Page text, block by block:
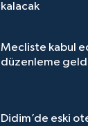
kalacak
Mecliste kabul
düzenleme
Didim’de eski